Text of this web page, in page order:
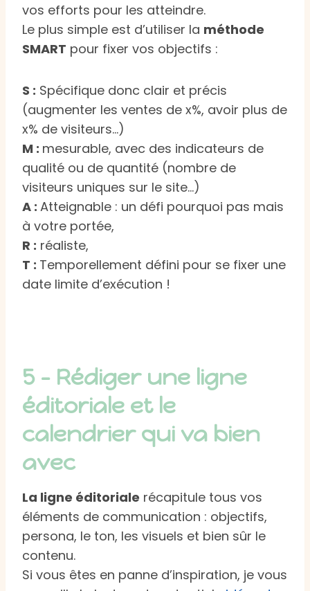
vos efforts pour les atteindre.
Le plus simple est d’utiliser la méthode
SMART pour fixer vos objectifs :
S : Spécifique donc clair et précis
(augmenter les ventes de x%, avoir plus de
x% de visiteurs…)
M : mesurable, avec des indicateurs de
qualité ou de quantité (nombre de
visiteurs uniques sur le site…)
A : Atteignable : un défi pourquoi pas mais
à votre portée,
R : réaliste,
T : Temporellement défini pour se fixer une
date limite d’exécution !
5 – Rédiger une ligne
éditoriale et le
calendrier qui va bien
avec
La ligne éditoriale récapitule tous vos
éléments de communication : objectifs,
persona, le ton, les visuels et bien sûr le
contenu.
Si vous êtes en panne d’inspiration, je vous